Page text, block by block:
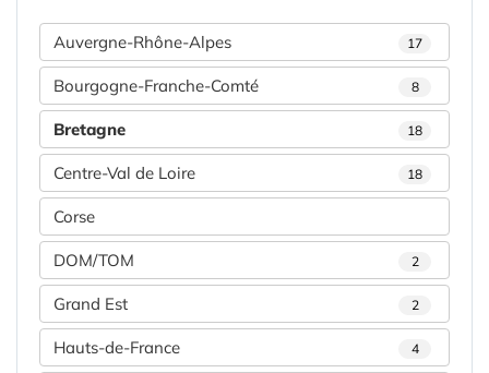
Auvergne-Rhône-Alpes 17
Bourgogne-Franche-Comté 8
Bretagne 18
Centre-Val de Loire 18
Corse
DOM/TOM 2
Grand Est 2
Hauts-de-France 4